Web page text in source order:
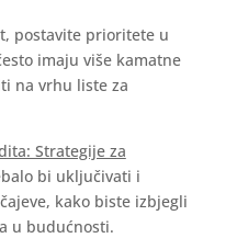
postavite prioritete u
imaju više kamatne
na vrhu liste za
Strategije za
bi uključivati i
kako biste izbjegli
u budućnosti.